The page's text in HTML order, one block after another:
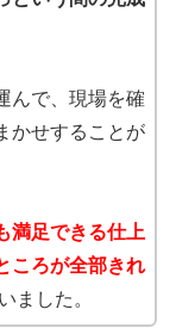
んで、現場を確
かせすることが
満足できる仕上
ころが全部きれ
ました。